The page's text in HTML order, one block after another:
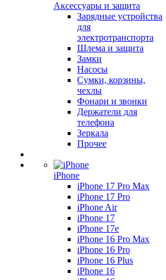
Аксессуары и защита
Зарядные устройства
для
электротранспорта
Шлема и защита
Замки
Насосы
Сумки, корзины,
чехлы
Фонари и звонки
Держатели для
телефона
Зеркала
Прочее
iPhone
iPhone 17 Pro Max
iPhone 17 Pro
iPhone Air
iPhone 17
iPhone 17e
iPhone 16 Pro Max
iPhone 16 Pro
iPhone 16 Plus
iPhone 16